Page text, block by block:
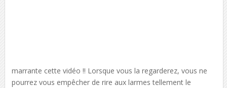
marrante cette vidéo !! Lorsque vous la regarderez, vous ne
pourrez vous empêcher de rire aux larmes tellement le